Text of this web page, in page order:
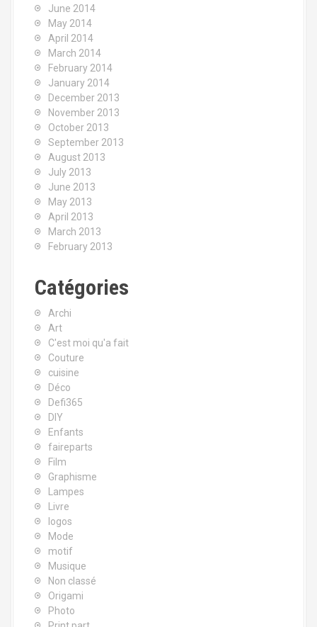
June 2014
May 2014
April 2014
March 2014
February 2014
January 2014
December 2013
November 2013
October 2013
September 2013
August 2013
July 2013
June 2013
May 2013
April 2013
March 2013
February 2013
Catégories
Archi
Art
C'est moi qu'a fait
Couture
cuisine
Déco
Defi365
DIY
Enfants
faireparts
Film
Graphisme
Lampes
Livre
logos
Mode
motif
Musique
Non classé
Origami
Photo